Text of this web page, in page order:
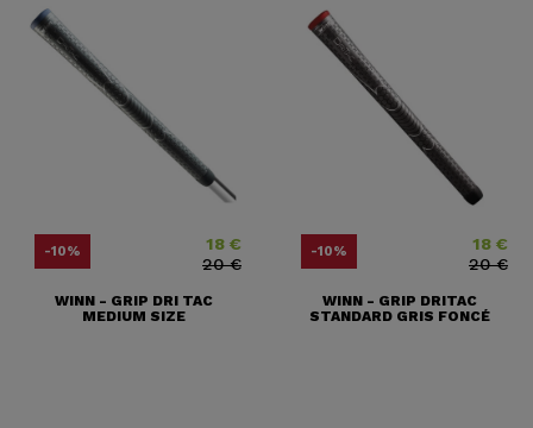
-10% 18 €
Prix ​​habituel
20 €
WINN - GRIP DRI TAC
MEDIUM SIZE
-10% 18 €
Prix
20 €
WINN - GRIP DRITAC
STANDARD GRIS FONCÉ